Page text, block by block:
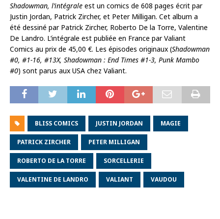
Shadowman, l’intégrale est un comics de 608 pages écrit par
Justin Jordan, Patrick Zircher, et Peter Milligan. Cet album a
été dessiné par Patrick Zircher, Roberto De la Torre, Valentine
De Landro. L’intégrale est publiée en France par Valiant
Comics au prix de 45,00 €. Les épisodes originaux (Shadowman
#0, #1-16, #13X, Shadowman : End Times #1-3, Punk Mambo
#0) sont parus aux USA chez Valiant.
BLISS COMICS JUSTIN JORDAN MAGIE
PATRICK ZIRCHER PETER MILLIGAN
ROBERTO DE LA TORRE SORCELLERIE
VALENTINE DE LANDRO VALIANT VAUDOU